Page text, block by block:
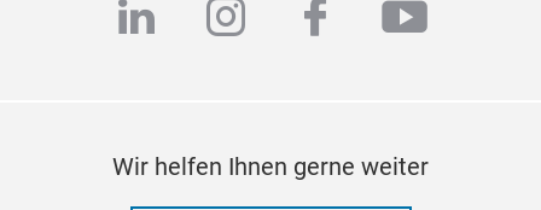
linkedininstagram
facebook
Wir helfen Ihnen gerne weiter